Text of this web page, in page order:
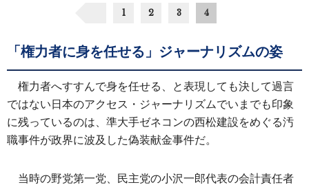
1 2 3 4
「権力者に身を任せる」ジャーナリズムの姿
権力者へすすんで身を任せる、と表現しても決して過言
ではない日本のアクセス・ジャーナリズムでいまでも印象
に残っているのは、準大手ゼネコンの西松建設をめぐる汚
職事件が政界に波及した偽装献金事件だ。
当時の野党第一党、民主党の小沢一郎代表の会計責任者